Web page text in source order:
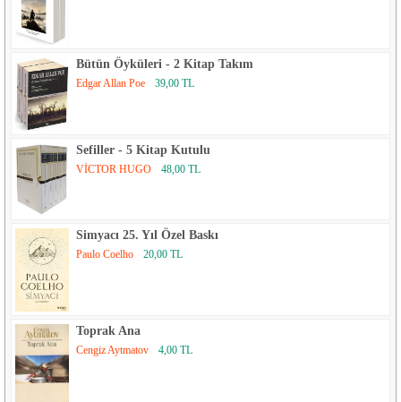
Bütün Öyküleri - 2 Kitap Takım
Edgar Allan Poe 39,00 TL
Sefiller - 5 Kitap Kutulu
VİCTOR HUGO 48,00 TL
Simyacı 25. Yıl Özel Baskı
Paulo Coelho 20,00 TL
Toprak Ana
Cengiz Aytmatov 4,00 TL